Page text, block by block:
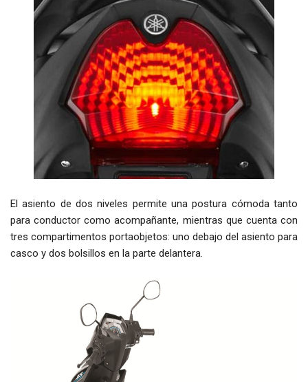
El asiento de dos niveles permite una postura cómoda tanto
para conductor como acompañante, mientras que cuenta con
tres compartimentos portaobjetos: uno debajo del asiento para
casco y dos bolsillos en la parte delantera.